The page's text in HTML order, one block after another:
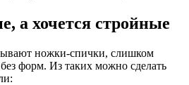
а хочется стройные
ножки-спички, слишком
форм. Из таких можно сделать